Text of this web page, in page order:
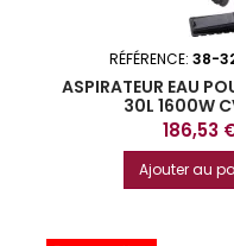
RÉFÉRENCE:38-
ASPIRATEUR EAU
30L 1600W
Prix
186,53
Ajouter au